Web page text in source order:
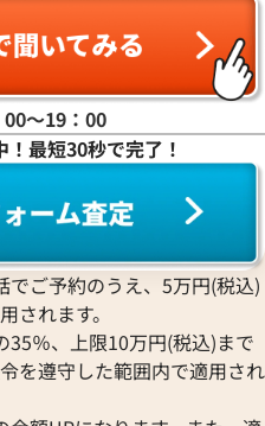
〜19：00
最短30秒で完了！
ご予約のうえ、5万円(税込)
されます。
％、上限10万円(税込)まで
を遵守した範囲内で適用され